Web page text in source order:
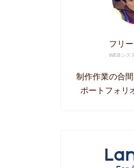
フリ
WEBシス
制作作業の合
ポートフォリ